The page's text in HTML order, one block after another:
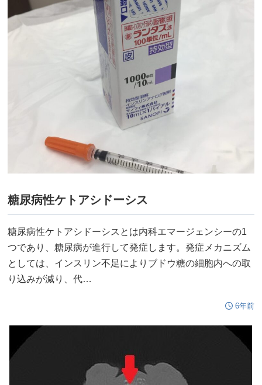
糖尿病性ケトアシドーシス
糖尿病性ケトアシドーシスとは内科エマージェンシーの1
つであり、糖尿病が進行して発症します。発症メカニズム
としては、インスリン不足によりブドウ糖の細胞内への取
り込みが減り、代…
6年前